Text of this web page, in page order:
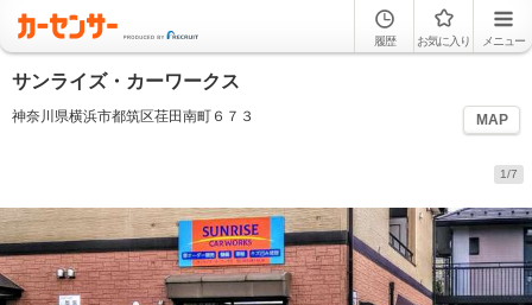
履歴 お気に入り メニュー
サンライズ・カーワークス
神奈川県横浜市都筑区荏田南町６７３ MAP
1/7